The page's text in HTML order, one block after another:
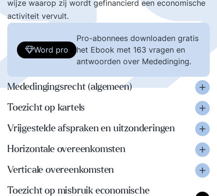
wijze waarop zij wordt gefinancierd een economische
activiteit vervult.
Word pro
Pro-abonnees downloaden gratis
het Ebook met 163 vragen en
antwoorden over Mededinging.
Mededingingsrecht (algemeen)
Toezicht op kartels
Vrijgestelde afspraken en uitzonderingen
Horizontale overeenkomsten
Verticale overeenkomsten
Toezicht op misbruik economische